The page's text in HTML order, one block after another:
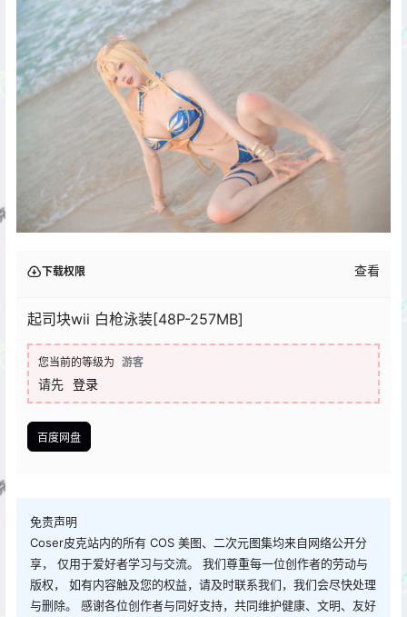
下载权限 查看
起司块wii 白枪泳装[48P-257MB]
您当前的等级为 游客
请先 登录
百度网盘
免责声明
Coser皮克站内的所有 COS 美图、二次元图集均来自网络公开分
享， 仅用于爱好者学习与交流。 我们尊重每一位创作者的劳动与
版权， 如有内容触及您的权益，请及时联系我们，我们会尽快处理
与删除。 感谢各位创作者与同好支持，共同维护健康、文明、友好